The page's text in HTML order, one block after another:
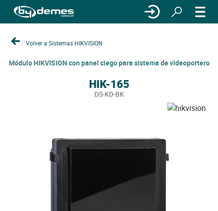
Volver a Sistemas HIKVISION
Módulo HIKVISION con panel ciego para sistema de videoportero
HIK-165
DS-KD-BK